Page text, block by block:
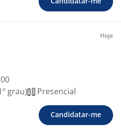
Hoje
grau)
Presencial
Candidatar-me